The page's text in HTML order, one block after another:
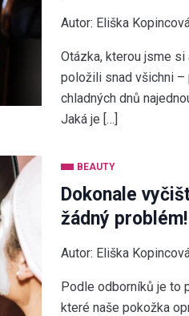
Autor: Eliška
Otázka, kterou jsme
položili snad všichni
chladných dnů
Jaká je […]
BEAUTY
Dokonale
žádný problém!
Autor: Eliška
Podle odborníků je to
které naše pokožka